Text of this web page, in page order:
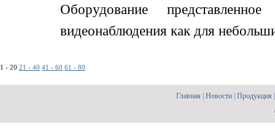
Оборудование
видеонаблюдения как для
1 - 20 21 - 40 41 - 60 61 - 80
Главная Новости Продукция